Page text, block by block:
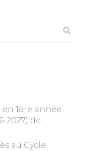
1ère année
2027) de
au Cycle